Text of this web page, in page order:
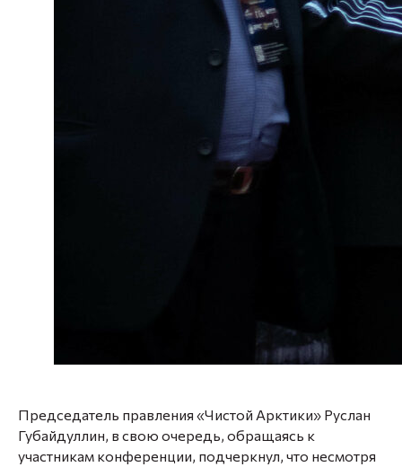
Председатель правления «Чистой Арктики» Руслан
Губайдуллин, в свою очередь, обращаясь к
участникам конференции, подчеркнул, что несмотря